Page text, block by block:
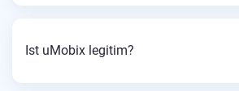
Ist uMobix legitim?